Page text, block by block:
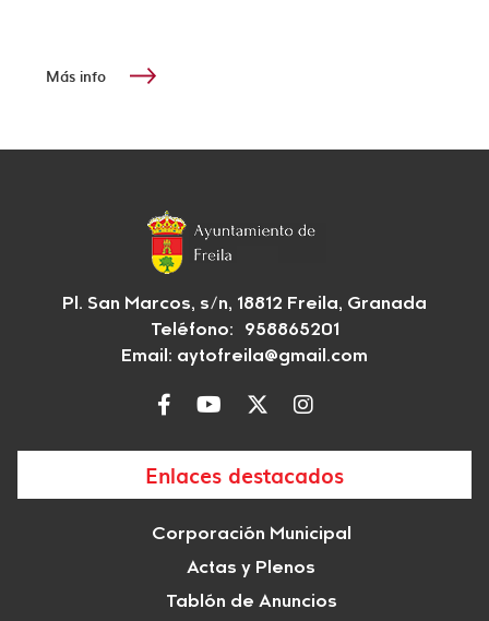
Más info
Pl. San Marcos, s/n, 18812 Freila, Granada
Teléfono: 958865201
Email: aytofreila@gmail.com
Enlaces destacados
Corporación Municipal
Actas y Plenos
Tablón de Anuncios